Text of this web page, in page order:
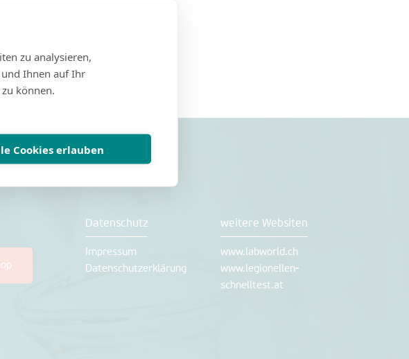
zu analysieren,
Ihnen auf Ihr
können.
Cookies erlauben
Datenschutz
Impressum
Datenschutzerklärung
weitere Websiten
www.labworld.ch
www.legionellen-
schnelltest.at